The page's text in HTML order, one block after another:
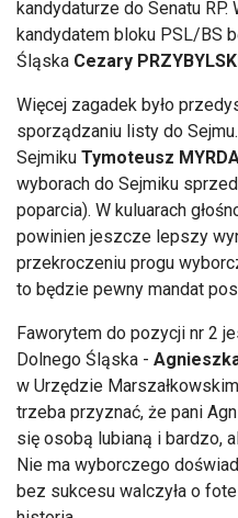
kandydaturze do Senatu
kandydatem bloku PSL/BS
Śląska Cezary PRZYBYLSKI
Więcej zagadek było
sporządzaniu listy do
Sejmiku Tymoteusz
wyborach do Sejmiku
poparcia). W kuluarach
powinien jeszcze lepszy
przekroczeniu progu
to będzie pewny mandat
Faworytem do pozycji nr 2
Dolnego Śląska -
w Urzędzie
trzeba przyznać, że pani
się osobą lubianą i bardzo,
Nie ma wyborczego
bez sukcesu walczyła o